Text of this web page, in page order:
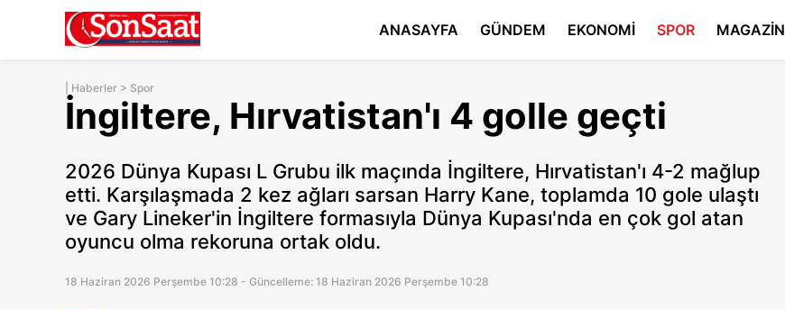
ANASAYFA GÜNDEM EKONOMİ SPOR MAGAZİN
Haberler > Spor
İngiltere, Hırvatistan'ı 4 golle geçti
2026 Dünya Kupası L Grubu ilk maçında İngiltere, Hırvatistan'ı 4-2 mağlup
etti. Karşılaşmada 2 kez ağları sarsan Harry Kane, toplamda 10 gole ulaştı
ve Gary Lineker'in İngiltere formasıyla Dünya Kupası'nda en çok gol atan
oyuncu olma rekoruna ortak oldu.
18 Haziran 2026 Perşembe 10:28 - Güncelleme: 18 Haziran 2026 Perşembe 10:28